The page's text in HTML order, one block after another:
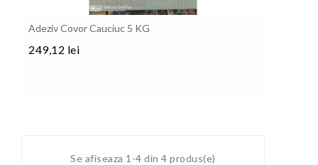
Adeziv Covor Cauciuc 5 KG
249,12 lei
Se afiseaza 1-4 din 4 produs(e)